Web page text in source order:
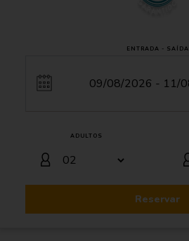
ENTRADA - SAÍDA
ADULTOS
Reservar